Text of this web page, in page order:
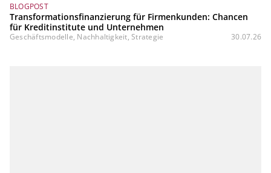
BLOGPOST
Transformationsfinanzierung für Firmenkunden: Chancen
für Kreditinstitute und Unternehmen
Geschäftsmodelle, Nachhaltigkeit, Strategie 30.07.26